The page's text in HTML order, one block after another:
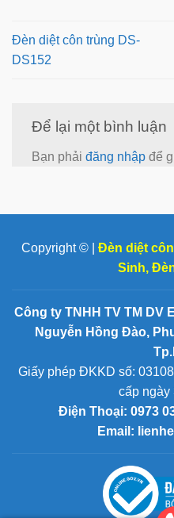
Đèn diệt côn trùng DS-
DS152
Để lại một bình luận
Bạn phải đăng nhập để
Copyright © | Đèn diệt
Sinh,
Công ty TNHH TV TM DV
Nguyễn Hồng Đào,
Giấy phép ĐKKD số:
cấp ngày
Điện Thoại: 0973
Email: